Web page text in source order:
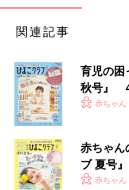
関連記事
育児の困
秋号』 4
いっぱい
赤ちゃん
赤ちゃん
ブ 夏号
く！ お
赤ちゃん